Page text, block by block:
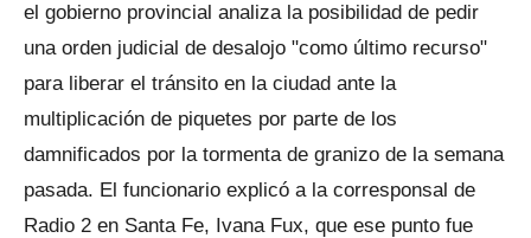
el gobierno provincial analiza la posibilidad de pedir
una orden judicial de desalojo "como último recurso"
para liberar el tránsito en la ciudad ante la
multiplicación de piquetes por parte de los
damnificados por la tormenta de granizo de la semana
pasada. El funcionario explicó a la corresponsal de
Radio 2 en Santa Fe, Ivana Fux, que ese punto fue